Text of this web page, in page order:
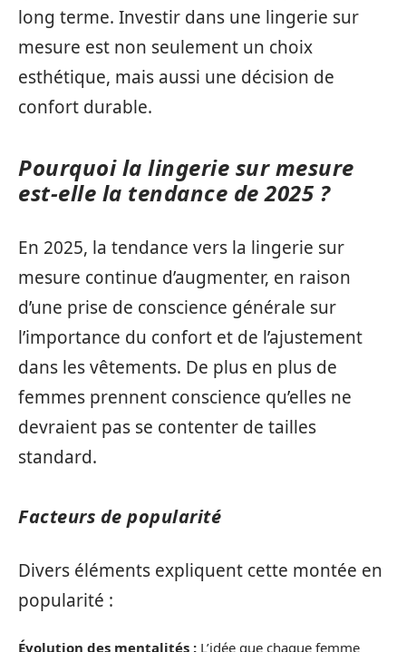
long terme. Investir dans une lingerie sur
mesure est non seulement un choix
esthétique, mais aussi une décision de
confort durable.
Pourquoi la lingerie sur mesure
est-elle la tendance de 2025 ?
En 2025, la tendance vers la lingerie sur
mesure continue d’augmenter, en raison
d’une prise de conscience générale sur
l’importance du confort et de l’ajustement
dans les vêtements. De plus en plus de
femmes prennent conscience qu’elles ne
devraient pas se contenter de tailles
standard.
Facteurs de popularité
Divers éléments expliquent cette montée en
popularité :
Évolution des mentalités : L’idée que chaque femme